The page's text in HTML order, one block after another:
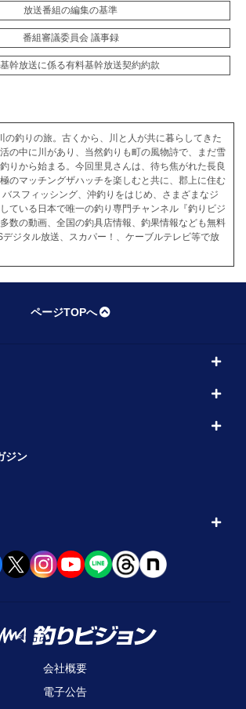
放送番組の編集の基準
番組審議委員会 議事録
幹放送に係る有料基幹放送契約約款
の釣りの旅。古くから、川と人が共に暮らしてきた
の中に川があり、当然釣りも町の風物詩で、まだ雪
りから始まる。今回里見さんは、待ち焦がれた長良
のマッチングザハッチを楽しむと共に、郡上に住む
スフィッシング、沖釣りをはじめ、さまざまなジ
ている日本で唯一の釣り専門チャンネル『釣りビジ
数の動画、全国の釣具店情報、釣果情報なども無料
ジタル放送、スカパー！、ケーブルテレビ等で放
ページTOPへ
ジン
会社概要
電子公告